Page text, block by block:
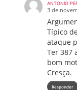
ANTONIO
3 de
Típico
ataque
Ter 387
bom
Cresça.
Responder